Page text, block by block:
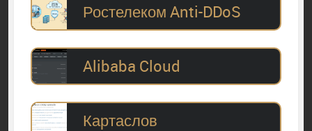
Ростелеком Anti-DDoS
Alibaba Cloud
Картаслов